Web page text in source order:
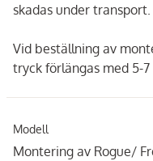
skadas under transport.
Vid beställning av
tryck förlängas med 5-7
Modell
Montering av Rogue/